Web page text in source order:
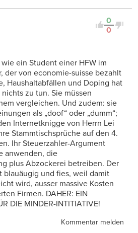
0
0
ein Student einer HFW im
der von economie-suisse bezahlt
Haushaltabfällen und Doping hat
zu tun. Sie müssen
vergleichen. Und zudem: sie
als „doof“ oder „dumm“;
Internetknigge von Herrn Lei
Stammtischsprüche auf den 4.
Ihr Steuerzahler-Argument
anwenden, die
plus Abzockerei betreiben. Der
blauäugig und fies, weil damit
wird, ausser massive Kosten
Firmen. DAHER: EIN
DIE MINDER-INTITIATIVE!
Kommentar melden